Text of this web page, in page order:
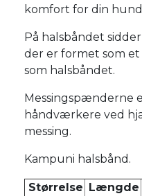
komfort for din
På halsbåndet
der er formet som et
som halsbåndet.
Messingspænderne
håndværkere ved
messing.
Kampuni halsbånd.
Størrelse Længde